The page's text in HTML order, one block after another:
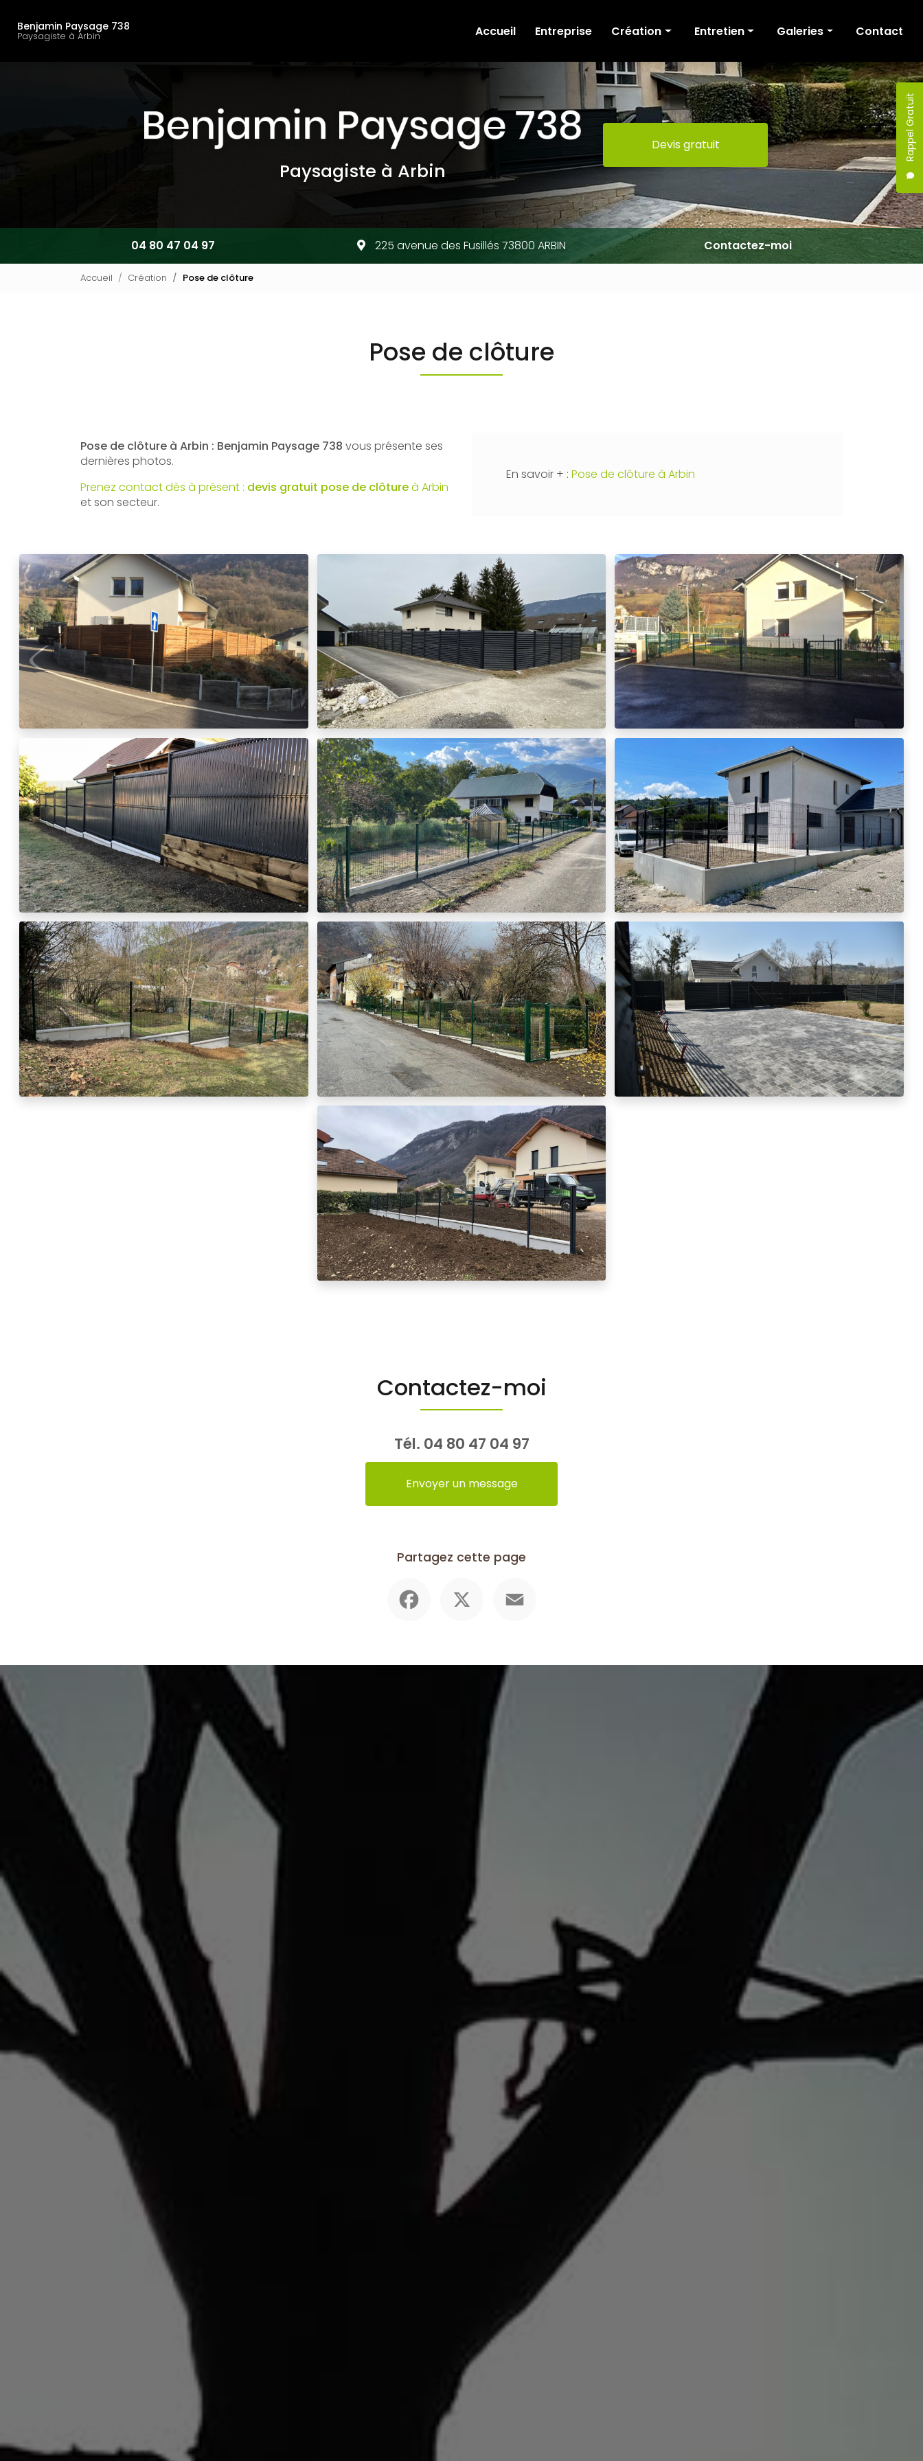
contenu
Benjamin Paysage 738
Paysagiste à Arbin
Rappel Gratuit
Accueil
Entreprise Création
Cour et allée
Terrasse
Murs de soutènement
Escaliers
Portail
Clôture
Maçonnerie
Terrassement
Pergola
Entretien
Tonte
Fauchage / Broyage
Taille de haies
Elagage / Abattage
Galeries
Création
Entretien
Contact
Paysagiste à Arbin
Devis gratuit
04 80 47 04 97 225 avenue des Fusillés 73800 ARBIN Contactez-moi
Accueil Création Pose de clôture
Pose de clôture
Pose de clôture à Arbin : Benjamin Paysage 738 vous présente ses
dernières photos.
Prenez contact dès à présent : devis gratuit pose de clôtureà Arbin
et son secteur.
En savoir + : Pose de clôture à Arbin
Contactez-moi
Tél. 04 80 47 04 97
Envoyer un message
Partagez cette page